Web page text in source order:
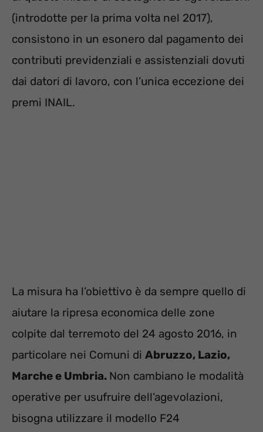
(introdotte per la prima volta nel 2017),
consistono in un esonero dal pagamento dei
contributi previdenziali e assistenziali dovuti
dai datori di lavoro, con l’unica eccezione dei
premi INAIL.
La misura ha l’obiettivo è da sempre quello di
aiutare la ripresa economica delle zone
colpite dal terremoto del 24 agosto 2016, in
particolare nei Comuni di Abruzzo, Lazio,
Marche e Umbria. Non cambiano le modalità
operative per usufruire dell’agevolazioni,
bisogna utilizzare il modello F24